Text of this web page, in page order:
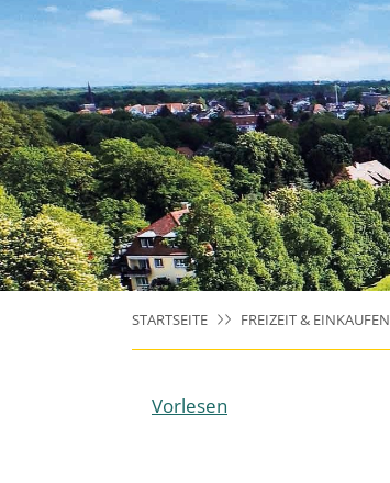
STARTSEITE FREIZEIT & EINKAUFEN
Vorlesen